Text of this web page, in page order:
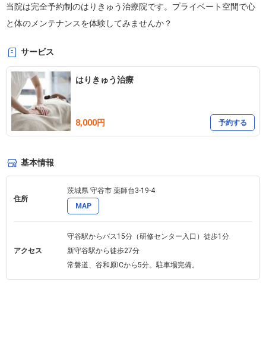
当院は完全予約制のはりきゅう治療院です。プライベート空間で心
と体のメンテナンスを体験してみませんか？
サービス
はりきゅう治療
8,000円 予約する
基本情報
住所
茨城県 守谷市 薬師台3-19-4
MAP
アクセス
守谷駅からバス15分（研修センター入口）徒歩1分
新守谷駅から徒歩27分
常磐道、谷和原ICから5分。駐車場完備。